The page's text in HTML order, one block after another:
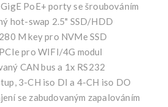
PoE+ porty se šroubováním
hot-swap 2.5" SSD/HDD
M key pro NVMe SSD
pro WIFI/4G modul
CAN bus a 1x RS232
3-CH iso DI a 4-CH iso DO
se zabudovaným zapalováním